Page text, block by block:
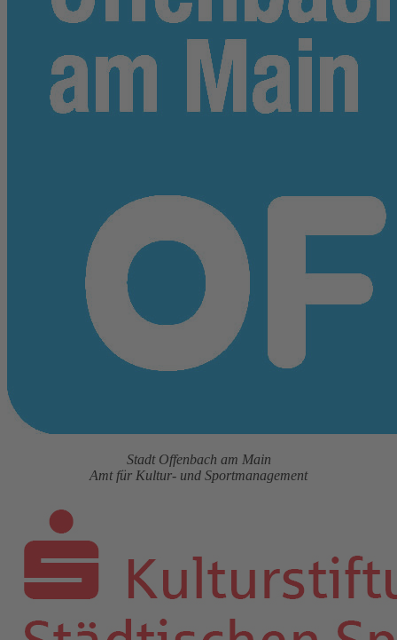
Stadt Offenbach am Main
Amt für Kultur- und Sportmanagement